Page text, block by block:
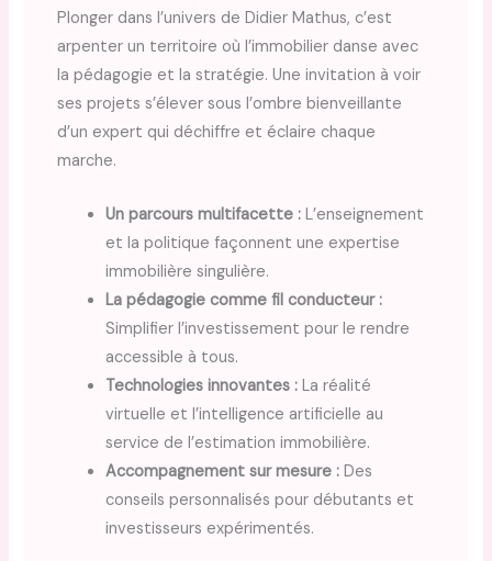
Plonger dans l’univers de Didier Mathus, c’est
arpenter un territoire où l’immobilier danse avec
la pédagogie et la stratégie. Une invitation à voir
ses projets s’élever sous l’ombre bienveillante
d’un expert qui déchiffre et éclaire chaque
marche.
Un parcours multifacette : L’enseignement
et la politique façonnent une expertise
immobilière singulière.
La pédagogie comme fil conducteur :
Simplifier l’investissement pour le rendre
accessible à tous.
Technologies innovantes : La réalité
virtuelle et l’intelligence artificielle au
service de l’estimation immobilière.
Accompagnement sur mesure : Des
conseils personnalisés pour débutants et
investisseurs expérimentés.